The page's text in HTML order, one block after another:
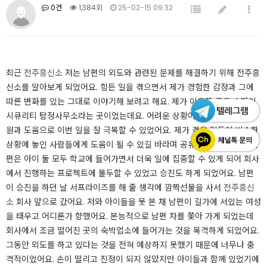
0건 1,384회 25-02-15 09:32
최근 전주흥신소 저는 남편의 외도와 관련된 문제를 해결하기 위해 전주흥
신소를 알아보게 되었어요. 힘든 일을 겪으면서 제가 경험한 감정과 그에
따른 변화를 있는 그대로 이야기해 보려고 해요. 제가 이용한 곳은 스파이
시큐리티 탐정사무소라는 곳이었는데요. 어려운 상황이었지만 이곳의 지
원과 도움으로 이번 일을 잘 극복할 수 있었어요. 제가 겪은 일들이 비슷한
상황에 놓인 사람들에게 도움이 될 수 있길 바라며 공유해 보려고 해요. 남
편은 아이 둘 모두 학교에 들어가면서 더욱 일에 집중할 수 있게 되어 회사
에서 진행하는 프로젝트에 몰두할 수 있었고 승진도 하게 되었어요. 남편
이 승진을 하던 날 서프라이즈를 해 줄 생각에 깜짝선물을 사서 전주흥신
소 회사 앞으로 갔어요. 저와 아이들을 못 본 채 남편이 길가에 서있는 여성
을 태우고 어디론가 향했어요. 본능적으로 남편 차를 쫓아 가게 되었는데
회사에서 조금 떨어진 곳의 숙박업소에 들어가는 것을 목격하게 되었어요.
그동안 외도를 하고 있다는 것을 전혀 예상하지 못했기 때문에 너무나 충
격적이었어요. 손이 떨리고 진정이 되지 않았지만 아이들과 함께 있었기에